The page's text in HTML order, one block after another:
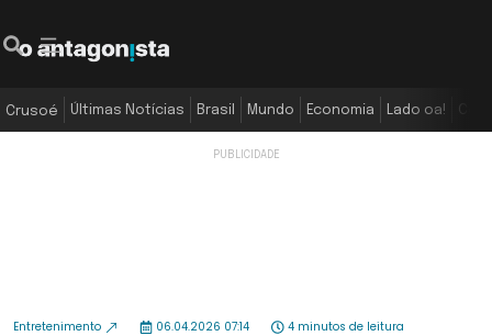
Crusoé Últimas Notícias Brasil Mundo Economia Lado oa!
Entretenimento 06.04.2026 07:14 4 minutos de leitura